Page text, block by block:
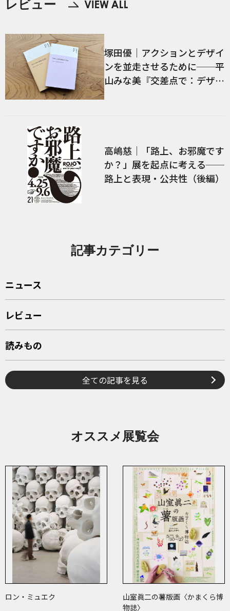
レビュー
塚田優｜アクションとデザイ
ンを並走させるために──平
山みな美『交差点で：デザイ
ン、言語、経験』／前編
高嶋慈｜「路上、お邪魔です
か？」展を起点に考える──
路上と表現・公共性（後編）
記事カテゴリー
ニュース
レビュー
読みもの
全ての記事を見る
オススメ展覧会
ロン・ミュエク
山室眞二の薯版画〈かまくら博
物誌〉